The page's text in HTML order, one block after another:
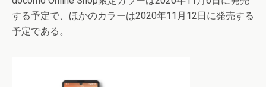
する予定で、ほかのカラーは2020年11月12日に発売する
予定である。